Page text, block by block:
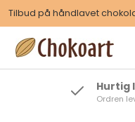
Tilbud på håndlavet
af 1-3 hverdage